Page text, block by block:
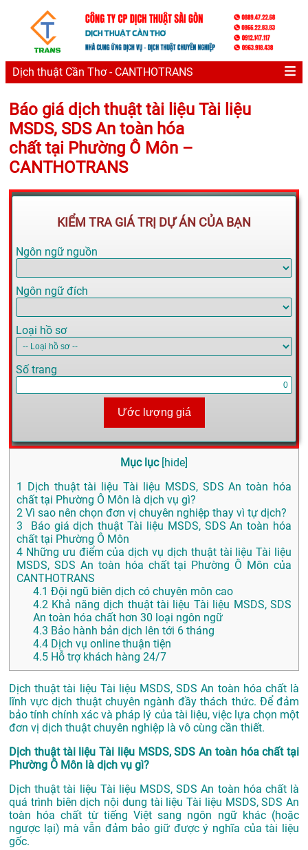
Dịch thuật Cần Thơ - CANTHOTRANS
Báo giá dịch thuật tài liệu Tài liệu
MSDS, SDS An toàn hóa
chất tại Phường Ô Môn –
CANTHOTRANS
KIỂM TRA GIÁ TRỊ DỰ ÁN CỦA BẠN
Ngôn ngữ nguồn
Ngôn ngữ đích
Loại hồ sơ
Số trang
Ước lượng giá
Mục lục [hide]
1
Dịch thuật tài liệu Tài liệu MSDS, SDS An toàn hóa
chất tại Phường Ô Môn là dịch vụ gì?
2 Vì sao nên chọn đơn vị chuyên nghiệp thay vì tự dịch?
3 Báo giá dịch thuật Tài liệu MSDS, SDS An toàn hóa
chất tại Phường Ô Môn
4 Những ưu điểm của dịch vụ dịch thuật tài liệu Tài liệu
MSDS, SDS An toàn hóa chất tại Phường Ô Môn của
CANTHOTRANS
4.1 Đội ngũ biên dịch có chuyên môn cao
4.2 Khả năng dịch thuật tài liệu Tài liệu MSDS, SDS
An toàn hóa chất hơn 30 loại ngôn ngữ
4.3 Bảo hành bản dịch lên tới 6 tháng
4.4 Dịch vụ online thuận tiện
4.5 Hỗ trợ khách hàng 24/7
Dịch thuật tài liệu Tài liệu MSDS, SDS An toàn hóa chất là
lĩnh vực dịch thuật chuyên ngành đầy thách thức. Để đảm
bảo tính chính xác và pháp lý của tài liệu, việc lựa chọn một
đơn vị dịch thuật chuyên nghiệp là vô cùng cần thiết.
Dịch thuật tài liệu Tài liệu MSDS, SDS An toàn hóa chất tại
Phường Ô Môn là dịch vụ gì?
Dịch thuật tài liệu Tài liệu MSDS, SDS An toàn hóa chất là
quá trình biên dịch nội dung tài liệu Tài liệu MSDS, SDS An
toàn hóa chất từ tiếng Việt sang ngôn ngữ khác (hoặc
ngược lại) mà vẫn đảm bảo giữ được ý nghĩa của tài liệu
gốc.